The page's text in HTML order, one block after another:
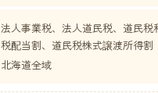
法人事業税、法人道民税、道民税
税配当割、道民税株式譲渡所得割
北海道全域